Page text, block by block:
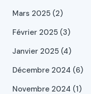
Mars 2025 (2)
Février 2025 (3)
Janvier 2025 (4)
Décembre 2024 (6)
Novembre 2024 (1)